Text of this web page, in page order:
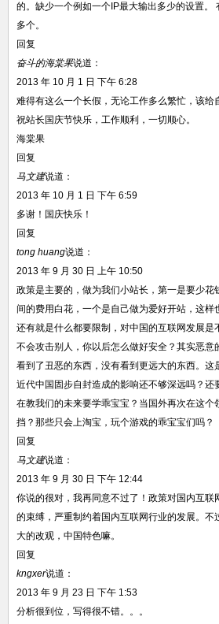
的。缺少一个例如一个IP最大输出多少的设置。
多个。
回复
奋斗的海棠果说道：
2013 年 10 月 1 日 下午 6:28
难得有这么一个长假，无论工作多么繁忙，该给
祝站长国庆节快乐，工作顺利，一切顺心。
海棠果
回复
马文建说道：
2013 年 10 月 1 日 下午 6:59
多谢！国庆快乐！
回复
tong huang说道：
2013 年 9 月 30 日 上午 10:50
政策是主要的，做为我们小站长，第一是要少花
间的费用白花，一个是自己做为爱好开站，这样
还有就是什么都要限制，对中国的互联网发展是
不会攻击别人，你以后怎么做好安全？其实恶意
看到了丑恶的东西，没有看到更远大的东西。这
近代中国固步自封造成的影响还不够深远吗？还
在教我们的未来要学乖宝宝？当国外再次在这个
挡？那些只会上淘宝，玩个游戏的乖宝宝们吗？
回复
马文建说道：
2013 年 9 月 30 日 下午 12:44
你说的很对，我再同意不过了！政策对国内互联
的束缚，严重制约着国内互联网行业的发展。不
大的改观，中国特色嘛。
回复
kngxer说道：
2013 年 9 月 23 日 下午 1:53
分析很到位，写得很不错。。。